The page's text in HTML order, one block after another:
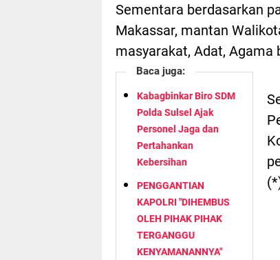
Sementara berdasarkan
Makassar, mantan
masyarakat, Adat, Agama
Baca juga:
Kabagbinkar Biro SDM
Polda Sulsel Ajak
Personel Jaga dan
Pertahankan
Kebersihan
PENGGANTIAN
KAPOLRI "DIHEMBUS
OLEH PIHAK PIHAK
TERGANGGU
KENYAMANANNYA"